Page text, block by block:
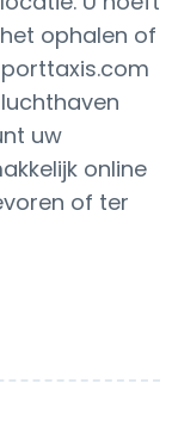
ophalen of
uw
online
of ter